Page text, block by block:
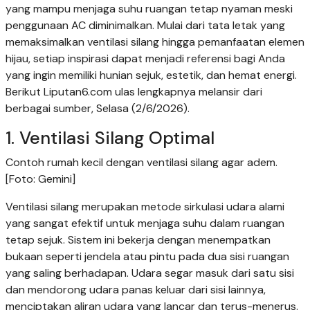
yang mampu menjaga suhu ruangan tetap nyaman meski
penggunaan AC diminimalkan. Mulai dari tata letak yang
memaksimalkan ventilasi silang hingga pemanfaatan elemen
hijau, setiap inspirasi dapat menjadi referensi bagi Anda
yang ingin memiliki hunian sejuk, estetik, dan hemat energi.
Berikut Liputan6.com ulas lengkapnya melansir dari
berbagai sumber, Selasa (2/6/2026).
1. Ventilasi Silang Optimal
Contoh rumah kecil dengan ventilasi silang agar adem.
[Foto: Gemini]
Ventilasi silang merupakan metode sirkulasi udara alami
yang sangat efektif untuk menjaga suhu dalam ruangan
tetap sejuk. Sistem ini bekerja dengan menempatkan
bukaan seperti jendela atau pintu pada dua sisi ruangan
yang saling berhadapan. Udara segar masuk dari satu sisi
dan mendorong udara panas keluar dari sisi lainnya,
menciptakan aliran udara yang lancar dan terus-menerus.